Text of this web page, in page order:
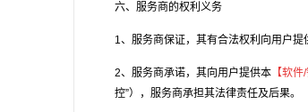
六、服务商的权利义务
1、服务商保证，其有合法权利向用户提
2、服务商承诺，其向用户提供本 【软件
控”），服务商承担其法律责任及后果。